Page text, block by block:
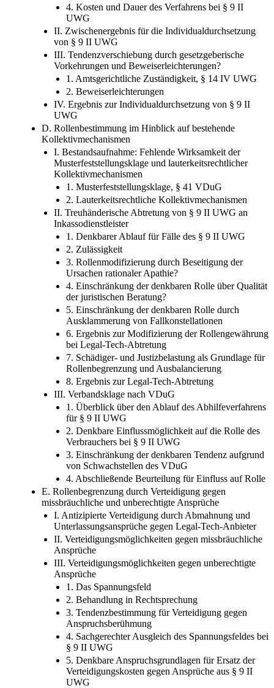
4. Kosten und Dauer des Verfahrens bei § 9 II
UWG
II. Zwischenergebnis für die Individualdurchsetzung
von § 9 II UWG
III. Tendenzverschiebung durch gesetzgeberische
Vorkehrungen und Beweiserleichterungen?
1. Amtsgerichtliche Zuständigkeit, § 14 IV UWG
2. Beweiserleichterungen
IV. Ergebnis zur Individualdurchsetzung von § 9 II
UWG
D. Rollenbestimmung im Hinblick auf bestehende
Kollektivmechanismen
I. Bestandsaufnahme: Fehlende Wirksamkeit der
Musterfeststellungsklage und lauterkeitsrechtlicher
Kollektivmechanismen
1. Musterfeststellungsklage, § 41 VDuG
2. Lauterkeitsrechtliche Kollektivmechanismen
II. Treuhänderische Abtretung von § 9 II UWG an
Inkassodienstleister
1. Denkbarer Ablauf für Fälle des § 9 II UWG
2. Zulässigkeit
3. Rollenmodifizierung durch Beseitigung der
Ursachen rationaler Apathie?
4. Einschränkung der denkbaren Rolle über Qualität
der juristischen Beratung?
5. Einschränkung der denkbaren Rolle durch
Ausklammerung von Fallkonstellationen
6. Ergebnis zur Modifizierung der Rollengewährung
bei Legal-Tech-Abtretung
7. Schädiger- und Justizbelastung als Grundlage für
Rollenbegrenzung und Ausbalancierung
8. Ergebnis zur Legal-Tech-Abtretung
III. Verbandsklage nach VDuG
1. Überblick über den Ablauf des Abhilfeverfahrens
für § 9 II UWG
2. Denkbare Einflussmöglichkeit auf die Rolle des
Verbrauchers bei § 9 II UWG
3. Einschränkung der denkbaren Tendenz aufgrund
von Schwachstellen des VDuG
4. Abschließende Beurteilung für Einfluss auf Rolle
E. Rollenbegrenzung durch Verteidigung gegen
missbräuchliche und unberechtigte Ansprüche
I. Antizipierte Verteidigung durch Abmahnung und
Unterlassungsansprüche gegen Legal-Tech-Anbieter
II. Verteidigungsmöglichkeiten gegen missbräuchliche
Ansprüche
III. Verteidigungsmöglichkeiten gegen unberechtigte
Ansprüche
1. Das Spannungsfeld
2. Behandlung in Rechtsprechung
3. Tendenzbestimmung für Verteidigung gegen
Anspruchsberühmung
4. Sachgerechter Ausgleich des Spannungsfeldes bei
§ 9 II UWG
5. Denkbare Anspruchsgrundlagen für Ersatz der
Verteidigungskosten gegen Ansprüche aus § 9 II
UWG